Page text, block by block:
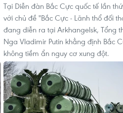
Tại Diễn đàn Bắc Cực quốc tế lần
với chủ đề "Bắc Cực - Lãnh thổ đối
đang diễn ra tại Arkhangelsk, Tổng
Nga Vladimir Putin khẳng định Bắc
không tiềm ẩn nguy cơ xung đột.